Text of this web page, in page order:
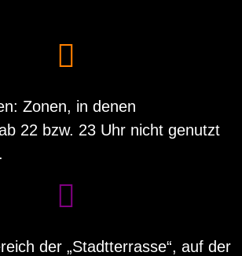
Zonen, in denen
22 bzw. 23 Uhr nicht genutzt
der „Stadtterrasse“, auf der